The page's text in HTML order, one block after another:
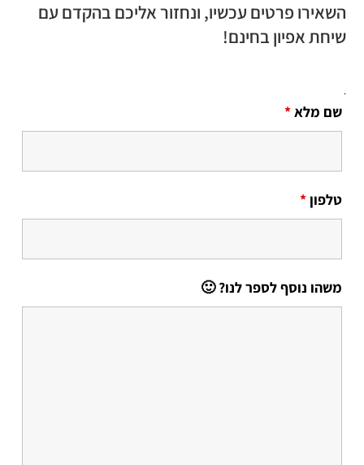
השאירו פרטים עכשיו, ונחזור אליכם בהקדם עם
שיחת אפיון בחינם!
.
שם מלא*
טלפון*
משהו נוסף לספר לנו? 🙂